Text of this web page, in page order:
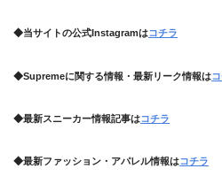
◆当サイトの公式Instagramはコチラ
◆Supremeに関する情報・最新リーク情報は
◆最新スニーカー情報記事はコチラ
◆最新ファッション・アパレル情報はコチラ